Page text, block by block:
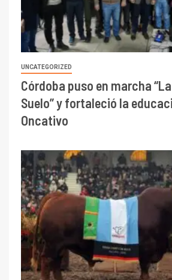
UNCATEGORIZED
Córdoba puso en marcha
Suelo” y fortaleció la
Oncativo